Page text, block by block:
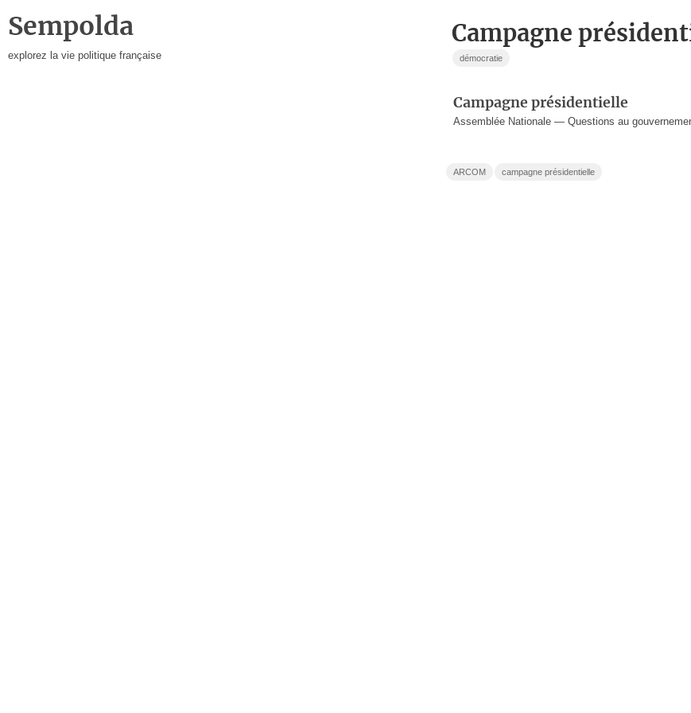
Sempolda
explorez la vie politique française
campagne
démocratie
Campagne présidentielle
Assemblée Nationale — Questions au
ARCOM campagne présidentielle